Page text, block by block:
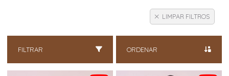
LIMPAR FILTROS
FILTRAR ORDENAR